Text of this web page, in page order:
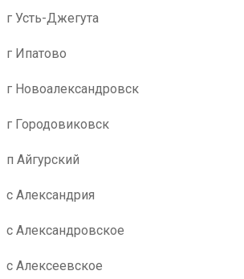
г Усть-Джегута
г Ипатово
г Новоалександровск
г Городовиковск
п Айгурский
с Александрия
с Александровское
с Алексеевское